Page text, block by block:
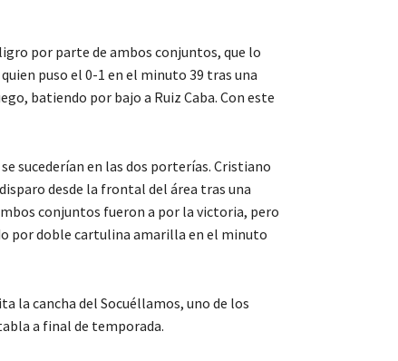
por parte de ambos conjuntos, que lo
puso el 0-1 en el minuto 39 tras una
batiendo por bajo a Ruiz Caba. Con este
sucederían en las dos porterías. Cristiano
desde la frontal del área tras una
conjuntos fueron a por la victoria, pero
por doble cartulina amarilla en el minuto
la cancha del Socuéllamos, uno de los
a final de temporada.